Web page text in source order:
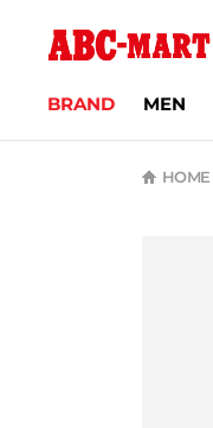
BRAND MEN
HOME